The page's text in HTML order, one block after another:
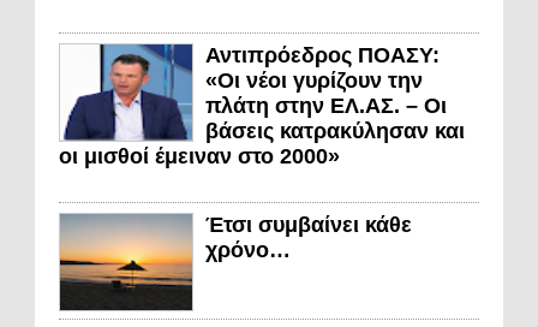
Αντιπρόεδρος ΠΟΑΣΥ:
«Οι νέοι γυρίζουν την
πλάτη στην ΕΛ.ΑΣ. – Οι
βάσεις κατρακύλησαν και
οι μισθοί έμειναν στο 2000»
Έτσι συμβαίνει κάθε
χρόνο…